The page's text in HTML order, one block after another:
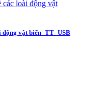
động vật biển_TT_USB